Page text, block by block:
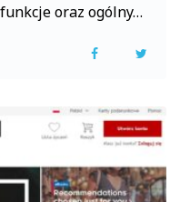
oraz ogólny…
F
c
e
b
i
t
t